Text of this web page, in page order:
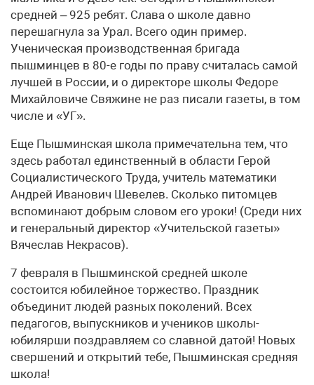
средней – 925 ребят. Слава о школе давно
перешагнула за Урал. Всего один пример.
Ученическая производственная бригада
пышминцев в 80-е годы по праву считалась самой
лучшей в России, и о директоре школы Федоре
Михайловиче Свяжине не раз писали газеты, в том
числе и «УГ».
Еще Пышминская школа примечательна тем, что
здесь работал единственный в области Герой
Социалистического Труда, учитель математики
Андрей Иванович Шевелев. Сколько питомцев
вспоминают добрым словом его уроки! (Среди них
и генеральный директор «Учительской газеты»
Вячеслав Некрасов).
7 февраля в Пышминской средней школе
состоится юбилейное торжество. Праздник
объединит людей разных поколений. Всех
педагогов, выпускников и учеников школы-
юбилярши поздравляем со славной датой! Новых
свершений и открытий тебе, Пышминская средняя
школа!